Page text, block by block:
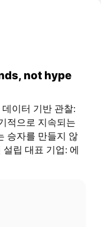
not hype
이터 기반 관찰:
적으로 지속되는
승자를 만들지 않
립 대표 기업: 에